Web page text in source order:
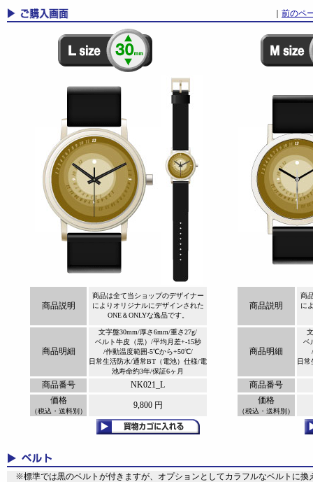
前のペ
商品説明
商品は全て当ショップのデザイナー
によりオリジナルにデザインされた
ONE＆ONLYな逸品です。
商品説明
商
に
商品明細
文字盤30mm/厚さ6mm/重さ27g/
ベルト牛皮（黒）/平均月差+-15秒
/作動温度範囲-5℃から+50℃/
日常生活防水/通常BT（電池）仕様/電
池寿命約3年/保証6ヶ月
商品明細
ベ
日常
商品番号 NK021_L
商品番号
価格
（税込・送料別）
9,800 円 価格
（税込・送料別）
※標準では黒のベルトが付きますが、オプションとしてカラフルなベルトに換